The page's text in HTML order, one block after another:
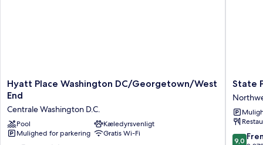
Hyatt
Place
DC/Georgetown/West
End
Centrale
Hyatt Place Washington DC/Georgetown/West
End
Centrale Washington D.C.
Pool
Kæledyrsvenligt
Mulighed for parkering
Gratis Wi-Fi
State
Plaza
Hotel
State
9.0
9,0